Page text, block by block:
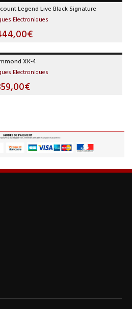
Legend Live Black Signature
Electroniques
XK-4
Electroniques